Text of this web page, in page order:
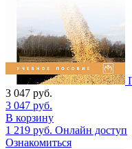
3 047 руб.
3 047 руб.
В корзину
1 219 руб. Онлайн доступ
Ознакомиться